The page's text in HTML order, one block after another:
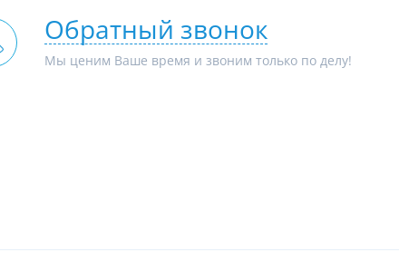
Обратный звонок
Мы ценим Ваше время и звоним только по делу!